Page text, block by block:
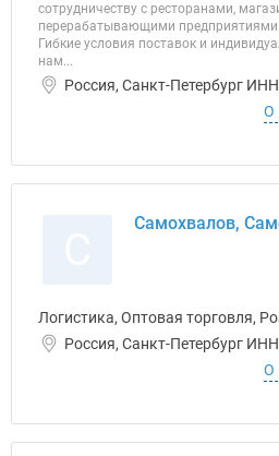
сотрудничеству с ресторанами,
перерабатывающими
Гибкие условия поставок и
нам...
Россия, Санкт-Петербург
О
Самохвалов,
Логистика, Оптовая торговля,
Россия, Санкт-Петербург
О